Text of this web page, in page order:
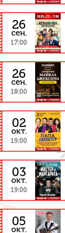
26
сен.
17:00
26
сен.
18:00
02
окт.
19:00
03
окт.
19:00
05
окт.